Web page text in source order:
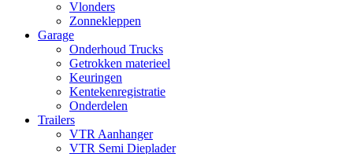
Vlonders
Zonnekleppen
Garage
Onderhoud Trucks
Getrokken materieel
Keuringen
Kentekenregistratie
Onderdelen
Trailers
VTR Aanhanger
VTR Semi Dieplader